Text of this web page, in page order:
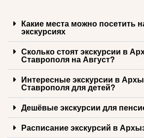
Какие места можно посетить
экскурсиях
Сколько стоят экскурсии в
Ставрополя на Август?
Интересные экскурсии в
Ставрополя для детей?
Дешёвые экскурсии для
Расписание экскурсий в